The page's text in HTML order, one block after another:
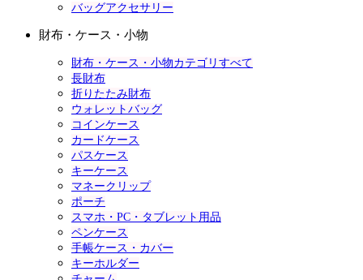
バッグアクセサリー
財布・ケース・小物
財布・ケース・小物カテゴリすべて
長財布
折りたたみ財布
ウォレットバッグ
コインケース
カードケース
パスケース
キーケース
マネークリップ
ポーチ
スマホ・PC・タブレット用品
ペンケース
手帳ケース・カバー
キーホルダー